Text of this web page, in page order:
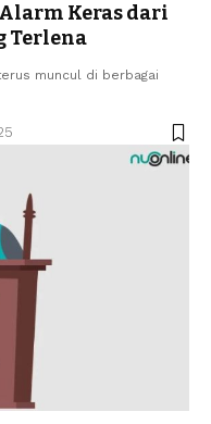
Keras dari
Terlena
muncul di berbagai